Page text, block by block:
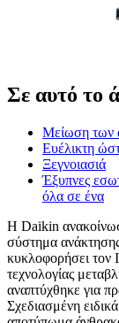
Σε αυτό το
Μείωση των
Ευέλικτη
Ξεγνοιασιά
Έξυπνες
όλα σε ένα
Η Daikin
σύστημα
κυκλοφορήσει τον
τεχνολογίας
αναπτύχθηκε για
Σχεδιασμένη